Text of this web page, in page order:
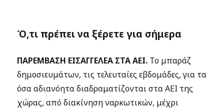
Ό,τι πρέπει να ξέρετε για σήμερα
ΠΑΡΕΜΒΑΣΗ ΕΙΣΑΓΓΕΛΕΑ ΣΤΑ ΑΕΙ. Το μπαράζ
δημοσιευμάτων, τις τελευταίες εβδομάδες, για τα
όσα αδιανόητα διαδραματίζονται στα ΑΕΙ της
χώρας, από διακίνηση ναρκωτικών, μέχρι